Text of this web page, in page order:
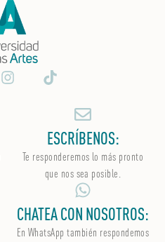
ESCRÍBENOS:
Te responderemos lo más pronto
que nos sea posible.
CHATEA CON NOSOTROS:
En WhatsApptambién respondemos